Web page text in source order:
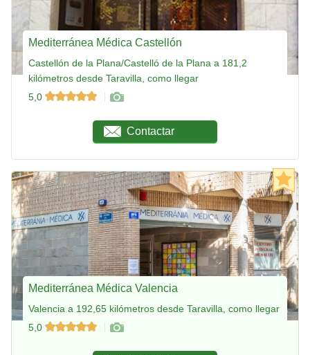
Mediterránea Médica Castellón
Castellón de la Plana/Castelló de la Plana a 181,2
kilómetros desde Taravilla, como llegar
5,0
Contactar
Mediterránea Médica Valencia
Valencia a 192,65 kilómetros desde Taravilla, como llegar
5,0